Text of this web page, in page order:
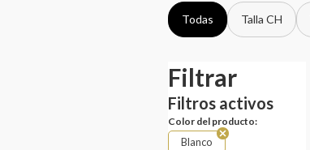
Todas Talla CH
Filtrar
Filtros activos
Color del producto:
Blanco